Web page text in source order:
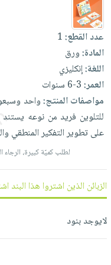
العناية
بالأسنان
الحمية
والتغذية
أدوات
المائدة
الأوعية
والتخزين
أدوات
المطبخ
الأكثر
مبيعاً
العودة
للمدارس
اكسسوارات
كتب
اكسسوارات
منزلية
مطرزات
حقائب
حلي
عناية
شحن
مجاني
بنود
مختارة
اشتراكات
كل
الاشتراكات
صندوق
القراءة
حدود
بحث
متقدم
وفرات
عن
سياسة
حسابك
لائحة
عدد القطع:1
المادة:ورق
اللغة:إنكليزي
العمر:3-6 سنوات
مواصفات المنتج:واحد
للتلوين فريد مننوعه يستند
علىتطويرالتفكيرالمنطقي
لطلب كميّة كبيرة،
الزبائن الذين اشتروا هذا البند
لايوجد بنود